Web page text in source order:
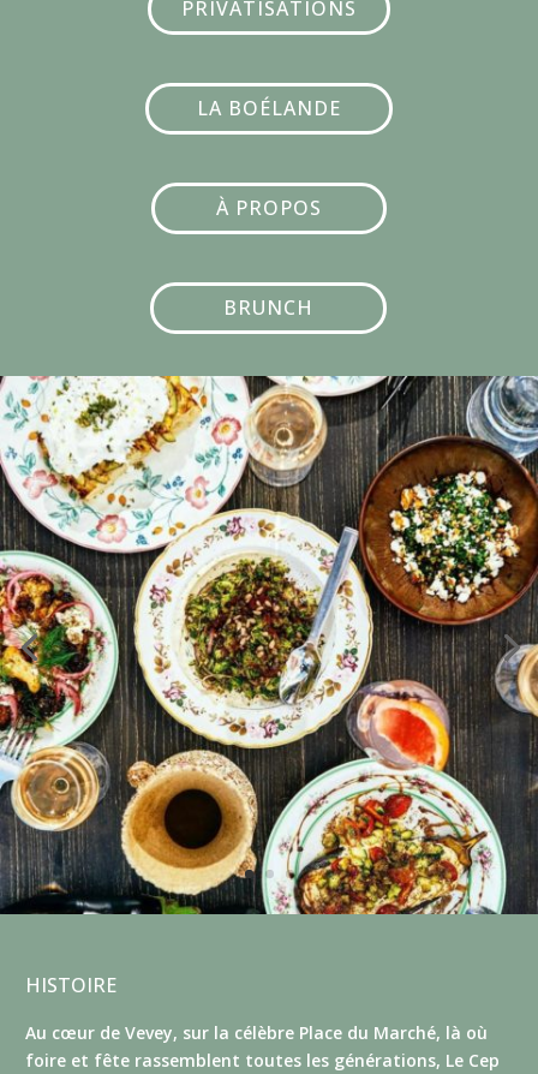
PRIVATISATIONS
LA BOÉLANDE
À PROPOS
BRUNCH
HISTOIRE
Au cœur de Vevey, sur la célèbre Place du Marché, là où
foire et fête rassemblent toutes les générations, Le Cep